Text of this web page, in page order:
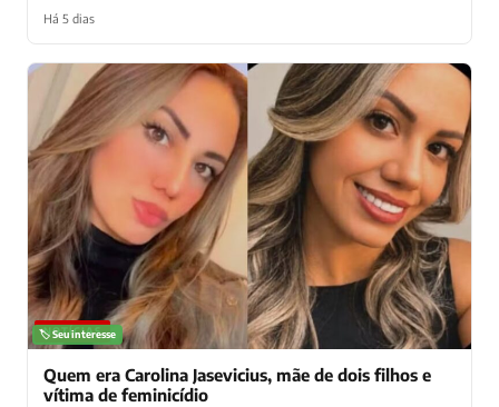
Há 5 dias
NOTÍCIAS
🏷️ Seu interesse
Quem era Carolina Jasevicius, mãe de dois filhos e
vítima de feminicídio